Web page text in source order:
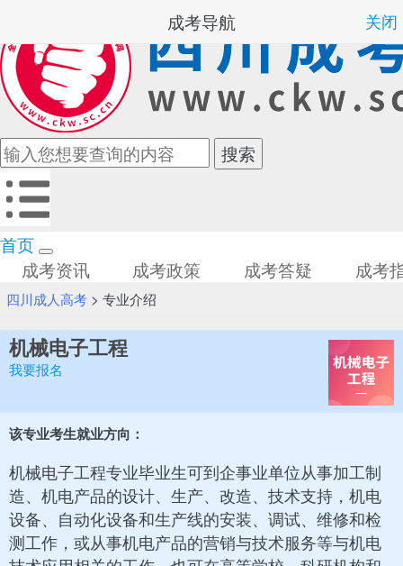
首页
成考资讯
成考政策 成考答疑 成考
四川成人高考> 专业介绍
机械电子工程
我要报名
该专业考生就业方向：
机械电子工程专业毕业生可到企事业单位从事加工制
造、机电产品的设计、生产、改造、技术支持，机电
设备、自动化设备和生产线的安装、调试、维修和检
测工作，或从事机电产品的营销与技术服务等与机电
成考导航 关闭